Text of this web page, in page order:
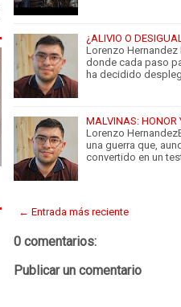
¿ALIVIO O
Lorenzo Hernandez
donde cada paso
ha decidido
MALVINAS: HONOR
Lorenzo
una guerra que,
convertido en un
← Entrada más reciente
0 comentarios:
Publicar un comentario